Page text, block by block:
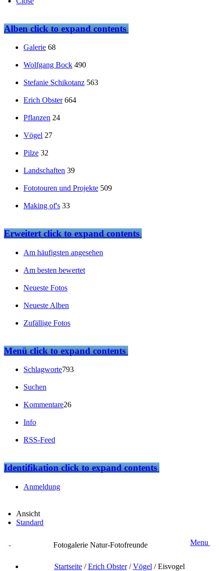
Albenclick to expand contents
Galerie 68
Wolfgang Bock 490
Stefanie Schikotanz 563
Erich Obster 664
Pflanzen 24
Vögel 27
Pilze 32
Landschaften 39
Fototouren und Projekte 509
Making of's 33
Erweitertclick to expand contents
Am häufigsten angesehen
Am besten bewertet
Neueste Fotos
Neueste Alben
Zufällige Fotos
Menüclick to expand contents
Schlagworte793
Suchen
Kommentare26
Info
RSS-Feed
Identifikationclick to expand contents
Anmeldung
Ansicht
Standard
Fotogalerie Natur-Fotofreunde Menu
Startseite/Erich Obster/Vögel /Eisvogel